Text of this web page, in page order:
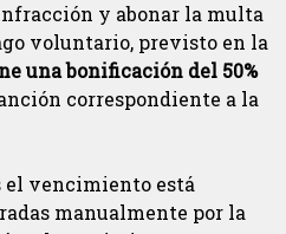
y abonar la multa
voluntario, previsto en la
una bonificación del 50%
correspondiente a la
el vencimiento está
manualmente por la